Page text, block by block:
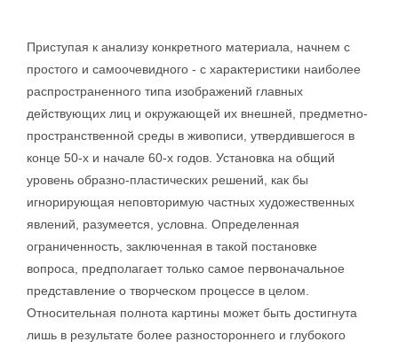
Приступая к анализу конкретного материала, начнем с
простого и самоочевидного - с характеристики наиболее
распространенного типа изображений главных
действующих лиц и окружающей их внешней, предметно-
пространственной среды в живописи, утвердившегося в
конце 50-х и начале 60-х годов. Установка на общий
уровень образно-пластических решений, как бы
игнорирующая неповторимую частных художественных
явлений, разумеется, условна. Определенная
ограниченность, заключенная в такой постановке
вопроса, предполагает только самое первоначальное
представление о творческом процессе в целом.
Относительная полнота картины может быть достигнута
лишь в результате более разностороннего и глубокого